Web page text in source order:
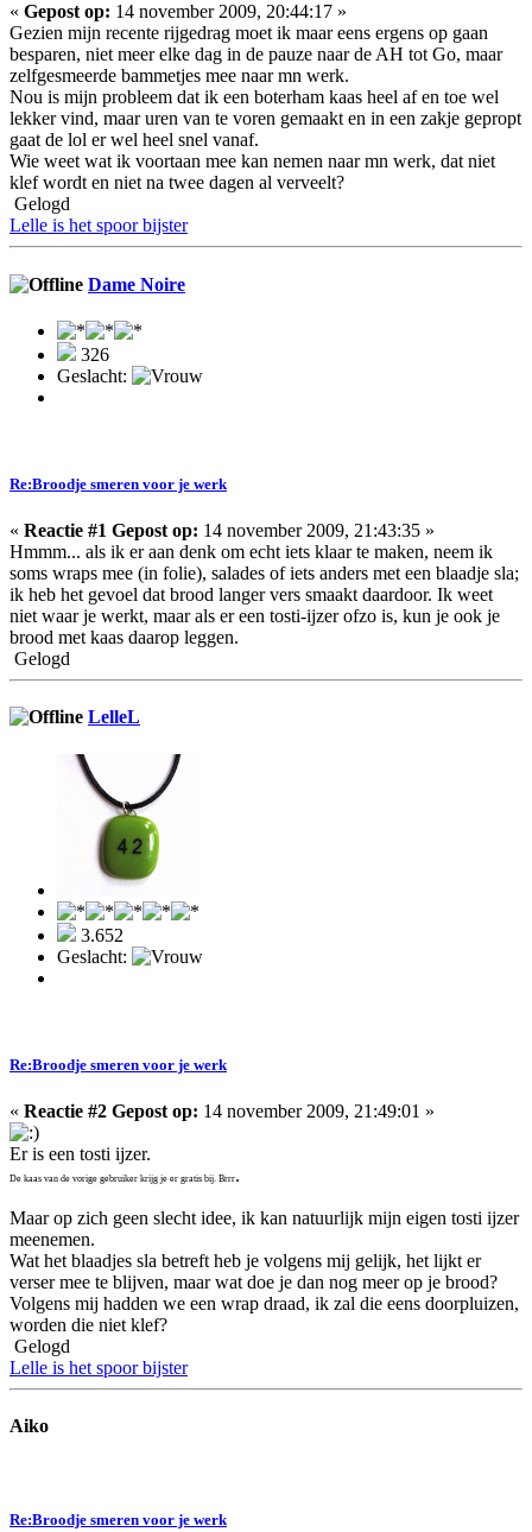
« Gepost op: 14 november 2009, 20:44:17 »
Gezien mijn recente rijgedrag moet ik maar eens ergens op gaan
besparen, niet meer elke dag in de pauze naar de AH tot Go, maar
zelfgesmeerde bammetjes mee naar mn werk.
Nou is mijn probleem dat ik een boterham kaas heel af en toe wel
lekker vind, maar uren van te voren gemaakt en in een zakje gepropt
gaat de lol er wel heel snel vanaf.
Wie weet wat ik voortaan mee kan nemen naar mn werk, dat niet
klef wordt en niet na twee dagen al verveelt?
Gelogd
Lelle is het spoor bijster
Dame Noire
326
Geslacht:
Re:Broodje smeren voor je werk
« Reactie #1 Gepost op: 14 november 2009, 21:43:35 »
Hmmm... als ik er aan denk om echt iets klaar te maken, neem ik
soms wraps mee (in folie), salades of iets anders met een blaadje sla;
ik heb het gevoel dat brood langer vers smaakt daardoor. Ik weet
niet waar je werkt, maar als er een tosti-ijzer ofzo is, kun je ook je
brood met kaas daarop leggen.
Gelogd
LelleL
3.652
Geslacht:
Re:Broodje smeren voor je werk
« Reactie #2 Gepost op: 14 november 2009, 21:49:01 »
Er is een tosti ijzer.
De kaas van de vorige gebruiker krijg je er gratis bij. Brrr.
Maar op zich geen slecht idee, ik kan natuurlijk mijn eigen tosti ijzer
meenemen.
Wat het blaadjes sla betreft heb je volgens mij gelijk, het lijkt er
verser mee te blijven, maar wat doe je dan nog meer op je brood?
Volgens mij hadden we een wrap draad, ik zal die eens doorpluizen,
worden die niet klef?
Gelogd
Lelle is het spoor bijster
Aiko
Re:Broodje smeren voor je werk